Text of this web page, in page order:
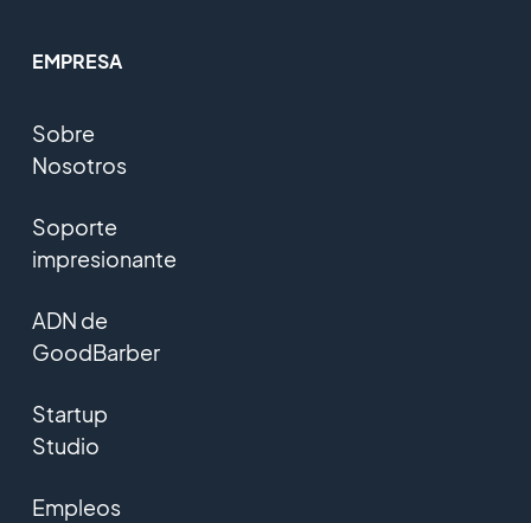
EMPRESA
Sobre
Nosotros
Soporte
impresionante
ADN de
GoodBarber
Startup
Studio
Empleos